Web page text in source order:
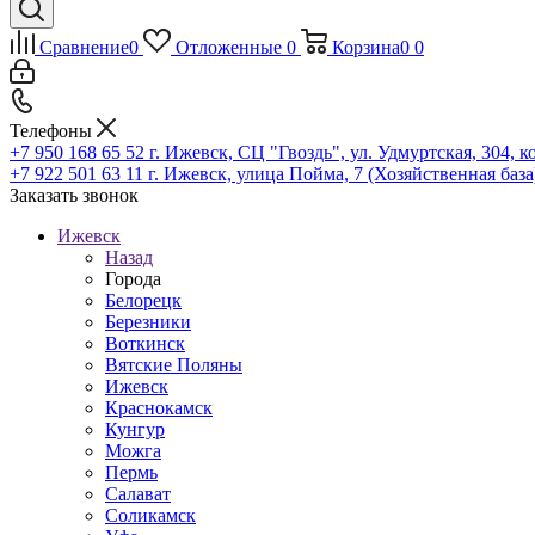
Сравнение0 Отложенные 0 Корзина0 0
Телефоны
+7 950 168 65 52 г. Ижевск, СЦ "Гвоздь", ул. Удмуртская, 304,
+7 922 501 63 11 г. Ижевск, улица Пойма, 7 (Хозяйственная
Заказать звонок
Ижевск
Назад
Города
Белорецк
Березники
Воткинск
Вятские Поляны
Ижевск
Краснокамск
Кунгур
Можга
Пермь
Салават
Соликамск